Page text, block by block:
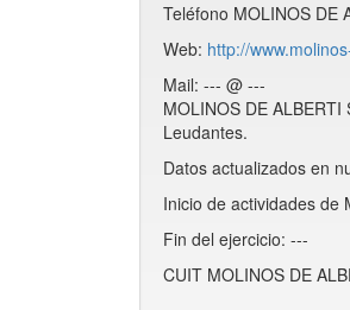
Teléfono MOLINOS DE
Web: http://
Mail: --- @ ---
MOLINOS DE
Leudantes.
Datos actualizados en
Inicio de actividades de
Fin del ejercicio: ---
CUIT MOLINOS DE